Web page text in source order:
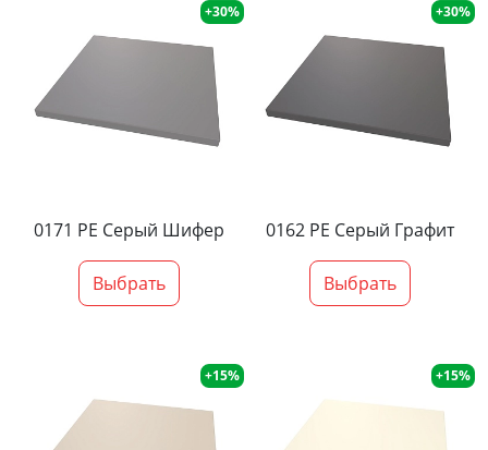
+30%
0171 PE Серый Шифер
Выбрать
+30%
0162 PE Серый Графит
Выбрать
+15% +15%